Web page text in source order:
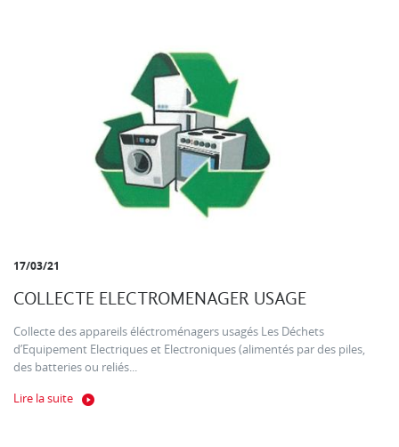
17/03/21
COLLECTE ELECTROMENAGER USAGE
Collecte des appareils éléctroménagers usagés Les Déchets
d’Equipement Electriques et Electroniques (alimentés par des piles,
des batteries ou reliés...
Lire la suite